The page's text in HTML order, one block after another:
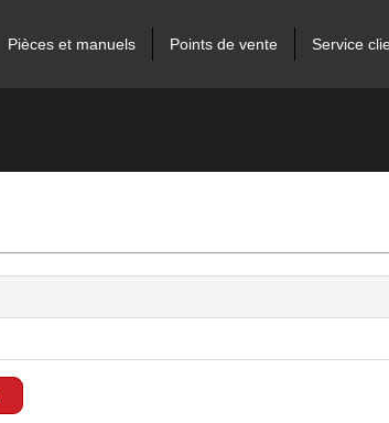
Pièces et manuels Points de vente Service